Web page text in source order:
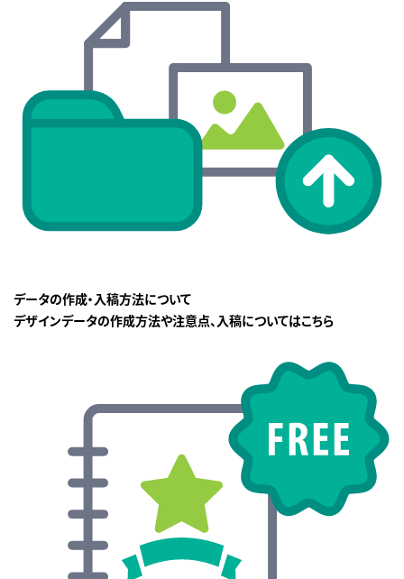
データの作成・入稿方法について
デザインデータの作成方法や注意点、入稿についてはこちら